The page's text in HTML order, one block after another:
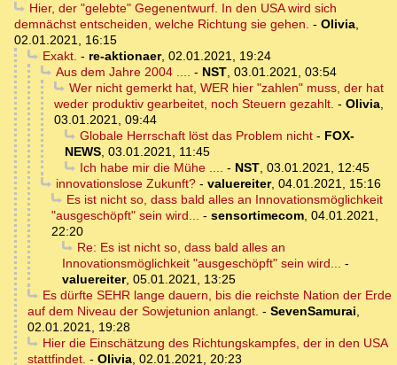
Hier, der "gelebte" Gegenentwurf. In den USA wird sich
demnächst entscheiden, welche Richtung sie gehen. - Olivia,
02.01.2021, 16:15
Exakt. - re-aktionaer, 02.01.2021, 19:24
Aus dem Jahre 2004 .... - NST, 03.01.2021, 03:54
Wer nicht gemerkt hat, WER hier "zahlen" muss, der hat
weder produktiv gearbeitet, noch Steuern gezahlt. - Olivia,
03.01.2021, 09:44
Globale Herrschaft löst das Problem nicht- FOX-
NEWS, 03.01.2021, 11:45
Ich habe mir die Mühe .... - NST, 03.01.2021, 12:45
innovationslose Zukunft?- valuereiter, 04.01.2021, 15:16
Es ist nicht so, dass bald alles an Innovationsmöglichkeit
"ausgeschöpft" sein wird... - sensortimecom, 04.01.2021,
22:20
Re: Es ist nicht so, dass bald alles an
Innovationsmöglichkeit "ausgeschöpft" sein wird... -
valuereiter, 05.01.2021, 13:25
Es dürfte SEHR lange dauern, bis die reichste Nation der Erde
auf dem Niveau der Sowjetunion anlangt. - SevenSamurai,
02.01.2021, 19:28
Hier die Einschätzung des Richtungskampfes, der in den USA
stattfindet. - Olivia, 02.01.2021, 20:23